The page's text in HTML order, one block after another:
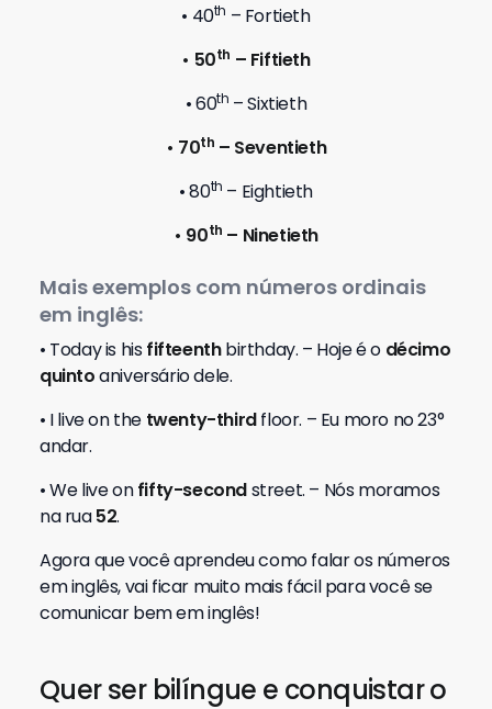
• 40th – Fortieth
• 50th – Fiftieth
• 60th – Sixtieth
• 70th – Seventieth
• 80th – Eightieth
• 90th – Ninetieth
Mais exemplos com números ordinais
em inglês:
• Today is hisfifteenthbirthday. – Hoje é o décimo
quintoaniversário dele.
• I live on the twenty-thirdfloor. – Eu moro no 23°
andar.
• We live onfifty-secondstreet. – Nós moramos
na rua52.
Agora que você aprendeu como falar os números
em inglês, vai ficar muito mais fácil para você se
comunicar bem em inglês!
Quer ser bilíngue e conquistar o